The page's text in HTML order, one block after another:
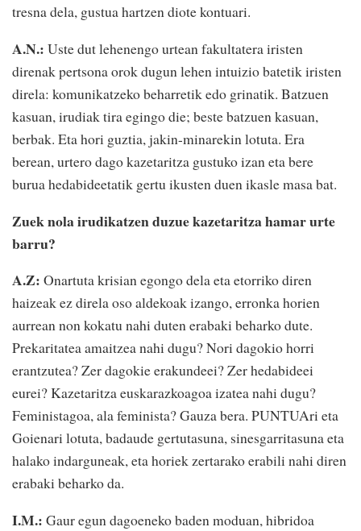
tresna dela, gustua hartzen diote kontuari.
A.N.: Uste dut lehenengo urtean fakultatera iristen
direnak pertsona orok dugun lehen intuizio batetik iristen
direla: komunikatzeko beharretik edo grinatik. Batzuen
kasuan, irudiak tira egingo die; beste batzuen kasuan,
berbak. Eta hori guztia, jakin-minarekin lotuta. Era
berean, urtero dago kazetaritza gustuko izan eta bere
burua hedabideetatik gertu ikusten duen ikasle masa bat.
Zuek nola irudikatzen duzue kazetaritza hamar urte
barru?
A.Z: Onartuta krisian egongo dela eta etorriko diren
haizeak ez direla oso aldekoak izango, erronka horien
aurrean non kokatu nahi duten erabaki beharko dute.
Prekaritatea amaitzea nahi dugu? Nori dagokio horri
erantzutea? Zer dagokie erakundeei? Zer hedabideei
eurei? Kazetaritza euskarazkoagoa izatea nahi dugu?
Feministagoa, ala feminista? Gauza bera. PUNTUAri eta
Goienari lotuta, badaude gertutasuna, sinesgarritasuna eta
halako indarguneak, eta horiek zertarako erabili nahi diren
erabaki beharko da.
I.M.: Gaur egun dagoeneko baden moduan, hibridoa